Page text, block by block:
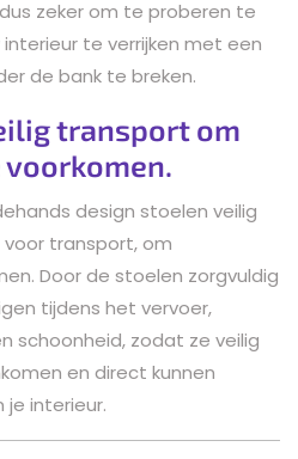
zeker om te proberen te
te verrijken met een
de bank te breken.
transport om
design stoelen veilig
transport, om
Door de stoelen zorgvuldig
tijdens het vervoer,
schoonheid, zodat ze veilig
en direct kunnen
interieur.